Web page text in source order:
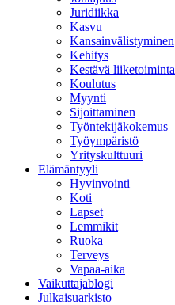
Juridiikka
Kasvu
Kansainvälistyminen
Kehitys
Kestävä liiketoiminta
Koulutus
Myynti
Sijoittaminen
Työntekijäkokemus
Työympäristö
Yrityskulttuuri
Elämäntyyli
Hyvinvointi
Koti
Lapset
Lemmikit
Ruoka
Terveys
Vapaa-aika
Vaikuttajablogi
Julkaisuarkisto